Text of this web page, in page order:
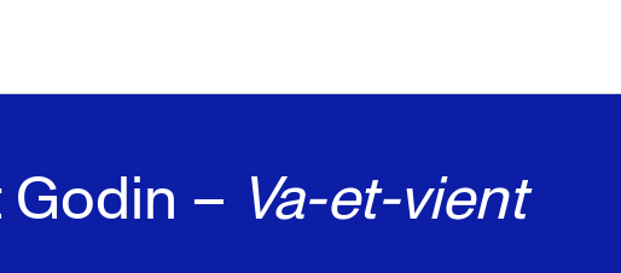
– Va-et-vient